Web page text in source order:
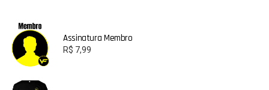
Assinatura Membro
R$ 7,99